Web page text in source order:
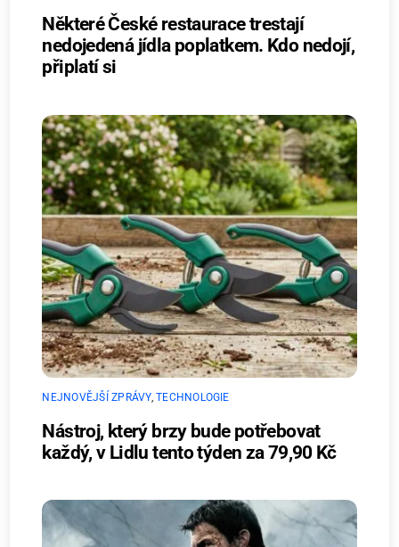
Některé České restaurace trestají
nedojedená jídla poplatkem. Kdo nedojí,
připlatí si
NEJNOVĚJŠÍ ZPRÁVY,TECHNOLOGIE
Nástroj, který brzy bude potřebovat
každý, v Lidlu tento týden za 79,90 Kč